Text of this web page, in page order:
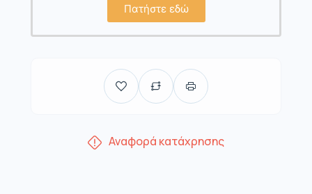
Πατήστε εδώ
Αναφορά κατάχρησης